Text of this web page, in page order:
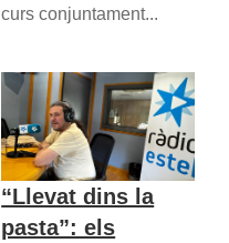
curs conjuntament...
“Llevat dins la
pasta”: els